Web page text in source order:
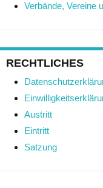
Verbände, Vereine
RECHTLICHES
Austritt
Eintritt
Satzung